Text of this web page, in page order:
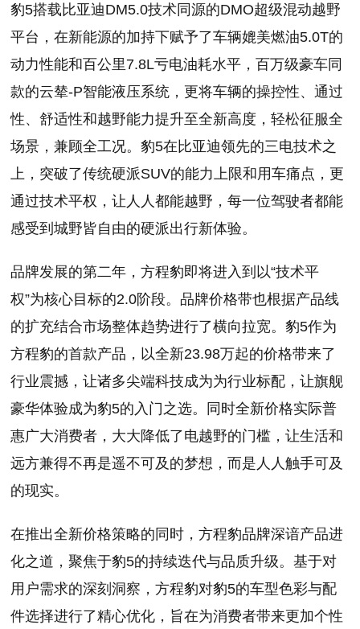
豹5搭载比亚迪DM5.0技术同源的DMO超级混动越野
平台，在新能源的加持下赋予了车辆媲美燃油5.0T的
动力性能和百公里7.8L亏电油耗水平，百万级豪车同
款的云辇-P智能液压系统，更将车辆的操控性、通过
性、舒适性和越野能力提升至全新高度，轻松征服全
场景，兼顾全工况。豹5在比亚迪领先的三电技术之
上，突破了传统硬派SUV的能力上限和用车痛点，更
通过技术平权，让人人都能越野，每一位驾驶者都能
感受到城野皆自由的硬派出行新体验。
品牌发展的第二年，方程豹即将进入到以“技术平
权”为核心目标的2.0阶段。品牌价格带也根据产品线
的扩充结合市场整体趋势进行了横向拉宽。豹5作为
方程豹的首款产品，以全新23.98万起的价格带来了
行业震撼，让诸多尖端科技成为为行业标配，让旗舰
豪华体验成为豹5的入门之选。同时全新价格实际普
惠广大消费者，大大降低了电越野的门槛，让生活和
远方兼得不再是遥不可及的梦想，而是人人触手可及
的现实。
在推出全新价格策略的同时，方程豹品牌深谙产品进
化之道，聚焦于豹5的持续迭代与品质升级。基于对
用户需求的深刻洞察，方程豹对豹5的车型色彩与配
件选择进行了精心优化，旨在为消费者带来更加个性